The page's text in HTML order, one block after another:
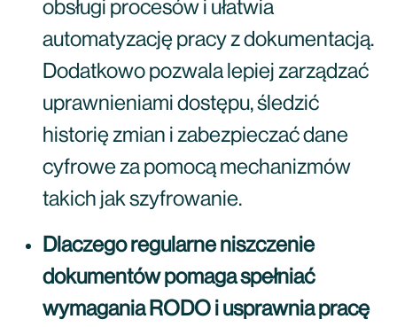
obsługi procesów i ułatwia
automatyzację pracy z dokumentacją.
Dodatkowo pozwala lepiej zarządzać
uprawnieniami dostępu, śledzić
historię zmian i zabezpieczać dane
cyfrowe za pomocą mechanizmów
takich jak szyfrowanie.
Dlaczego regularne niszczenie
dokumentów pomaga spełniać
wymagania RODO i usprawnia pracę